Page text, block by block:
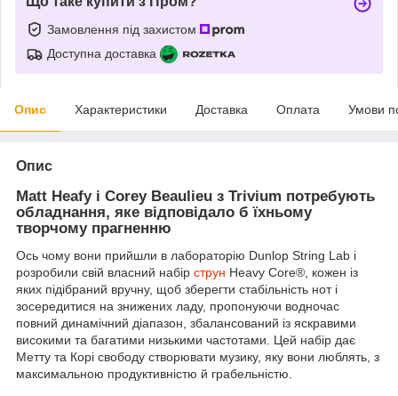
Замовлення під захистом
Доступна доставка
Опис Характеристики Доставка Оплата Умови
Опис
Matt Heafy і Corey Beaulieu з Trivium потребують
обладнання, яке відповідало б їхньому
творчому прагненню
Ось чому вони прийшли в лабораторію Dunlop String Lab і
розробили свій власний набір струн Heavy Core®, кожен із
яких підібраний вручну, щоб зберегти стабільність нот і
зосередитися на знижених ладу, пропонуючи водночас
повний динамічний діапазон, збалансований із яскравими
високими та багатими низькими частотами. Цей набір дає
Метту та Корі свободу створювати музику, яку вони люблять, з
максимальною продуктивністю й грабельністю.